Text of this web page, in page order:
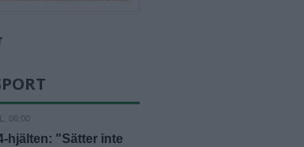
06:00
hjälten: "Sätter inte